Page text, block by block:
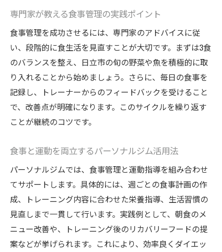
専門家が教える食事管理の実践ポイント
食事管理を成功させるには、専門家のアドバイスに従
い、段階的に食生活を見直すことが大切です。まずは3食
のバランスを整え、日立市の旬の野菜や魚を積極的に取
り入れることから始めましょう。さらに、毎日の食事を
記録し、トレーナーからのフィードバックを受けること
で、改善点が明確になります。このサイクルを繰り返す
ことが継続のコツです。
食事と運動を両立するパーソナルジム活用法
パーソナルジムでは、食事管理と運動指導を組み合わせ
てサポートします。具体的には、週ごとの食事計画の作
成、トレーニング内容に合わせた栄養指導、生活習慣の
見直しまで一貫して行います。実践例として、朝食のメ
ニュー改善や、トレーニング後のリカバリーフードの提
案などが挙げられます。これにより、効率良くダイエッ